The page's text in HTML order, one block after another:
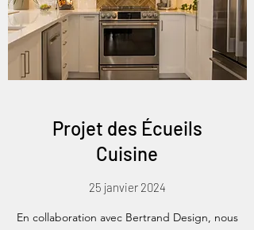
Projet des Écueils
Cuisine
25 janvier 2024
En collaboration avec Bertrand Design, nous